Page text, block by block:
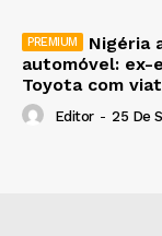
Nigéria
automóvel: ex-
Toyota com
Editor - 25 De